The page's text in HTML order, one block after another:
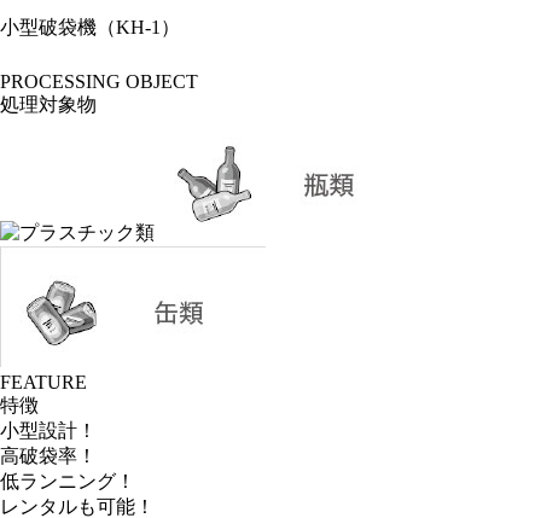
小型破袋機（KH-1）
PROCESSING OBJECT
処理対象物
FEATURE
特徴
小型設計！
高破袋率！
低ランニング！
レンタルも可能！